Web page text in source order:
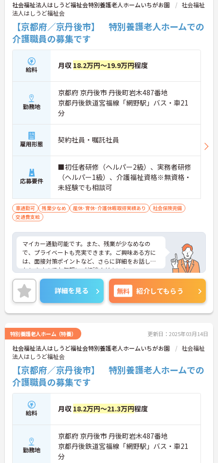
社会福祉法人はしうど福祉会特別養護老人ホームいちがお園
社会福祉
法人はしうど福祉会
【京都府／京丹後市】 特別養護老人ホームでの
介護職員の募集です
給料 月収 18.2万円～19.9万円程度
勤務地
京都府 京丹後市 丹後町岩木487番地
京都丹後鉄道宮福線「網野駅」バス・車21
分
雇用形態 契約社員・嘱託社員
応募要件
■初任者研修（ヘルパー2級）、実務者研修
（ヘルパー1級）、介護福祉資格※無資格・
未経験でも相談可
車通勤可 残業少なめ 産休･育休･介護休暇取得実績あり
社会保険完備
交通費支給
マイカー通勤可能です。また、残業が少なめなの
で、プライベートも充実できます。ご興味ある方に
は、面接対策ポイントなど、さらに詳細をお話しい
たしますのでお気軽にご相談ください！
詳細を見る 無料 紹介してもらう
特別養護老人ホーム（特養） 更新日：2025年03月14日
社会福祉法人はしうど福祉会特別養護老人ホームいちがお園
社会福祉
法人はしうど福祉会
【京都府／京丹後市】 特別養護老人ホームでの
介護職員の募集です
給料 月収 18.2万円～21.3万円程度
勤務地
京都府 京丹後市 丹後町岩木487番地
京都丹後鉄道宮福線「網野駅」バス・車21
分